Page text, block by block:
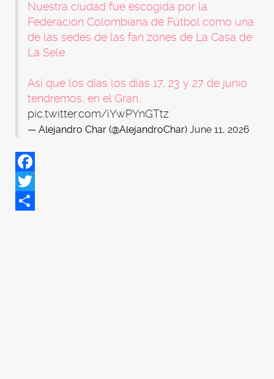
Nuestra ciudad fue escogida por la
Federación Colombiana de Fútbol como una
de las sedes de las fan zones de La Casa de
La Sele.
Así que los días los días 17, 23 y 27 de junio
tendremos, en el Gran…
pic.twitter.com/iYwPYnGTtz
— Alejandro Char (@AlejandroChar) June 11, 2026
Facebook
Twitter